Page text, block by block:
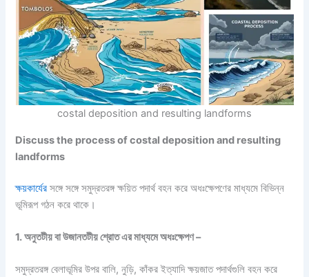
costal deposition and resulting landforms
Discuss the process of costal deposition and resulting
landforms
ক্ষয়কার্যের সঙ্গে সঙ্গে সমুদ্রতরঙ্গ ক্ষয়িত পদার্থ বহন করে অধঃক্ষেপণের মাধ্যমে বিভিন্ন
ভূমিরূপ গঠন করে থাকে।
1. অনুতটীয় বা উজানতটীয় শ্রোত এর মাধ্যমে অধঃক্ষেপণ –
সমুদ্রতরঙ্গ বেলাভূমির উপর বালি, নুড়ি, কাঁকর ইত্যাদি ক্ষয়জাত পদার্থগুলি বহন করে